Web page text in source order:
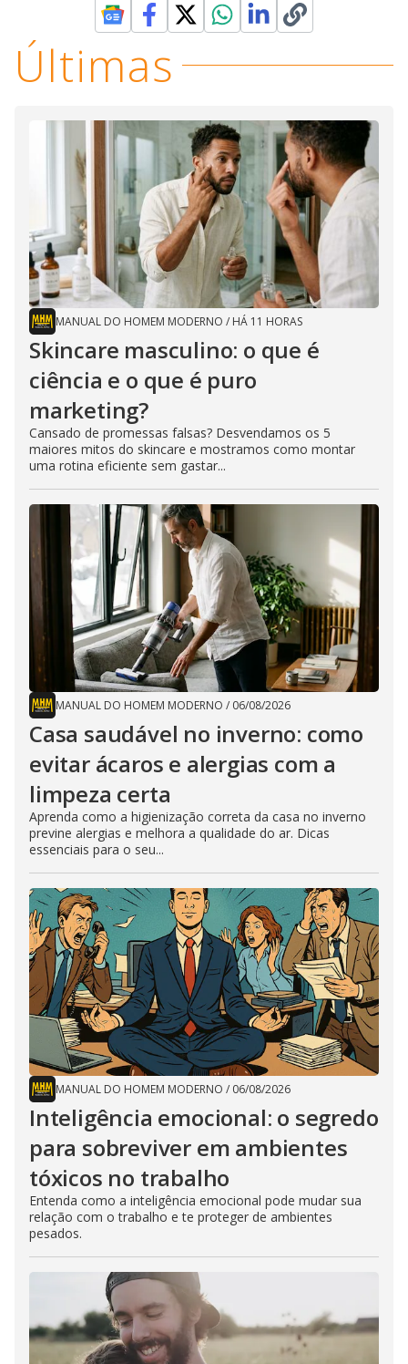
Últimas
MANUAL DO HOMEM MODERNO / HÁ 11 HORAS
Skincare masculino: o que é
ciência e o que é puro
marketing?
Cansado de promessas falsas? Desvendamos os 5
maiores mitos do skincare e mostramos como montar
uma rotina eficiente sem gastar...
MANUAL DO HOMEM MODERNO / 06/08/2026
Casa saudável no inverno: como
evitar ácaros e alergias com a
limpeza certa
Aprenda como a higienização correta da casa no inverno
previne alergias e melhora a qualidade do ar. Dicas
essenciais para o seu...
MANUAL DO HOMEM MODERNO / 06/08/2026
Inteligência emocional: o segredo
para sobreviver em ambientes
tóxicos no trabalho
Entenda como a inteligência emocional pode mudar sua
relação com o trabalho e te proteger de ambientes
pesados.